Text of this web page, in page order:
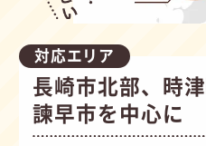
対応エリア
長崎市北部、時津
諫早市を中心に